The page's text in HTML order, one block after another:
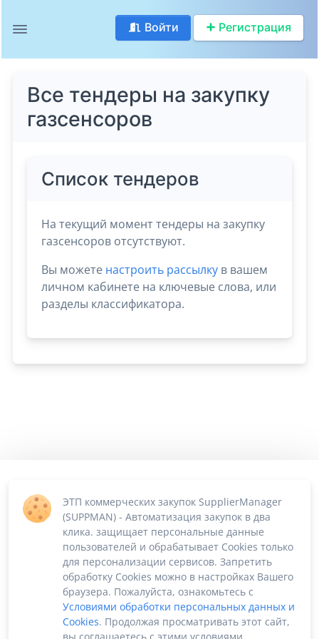
Войти Регистрация
Все тендеры на закупку
газсенсоров
Список тендеров
На текущий момент тендеры на закупку
газсенсоров отсутствуют.
Вы можете настроить рассылку в вашем
личном кабинете на ключевые слова, или
разделы классификатора.
ЭТП коммерческих закупок SupplierManager
(SUPPMAN) - Автоматизация закупок в два
клика. защищает персональные данные
пользователей и обрабатывает Cookies только
для персонализации сервисов. Запретить
обработку Cookies можно в настройках Вашего
браузера. Пожалуйста, ознакомьтесь с
Условиями обработки персональных данных и
Cookies. Продолжая просматривать этот сайт,